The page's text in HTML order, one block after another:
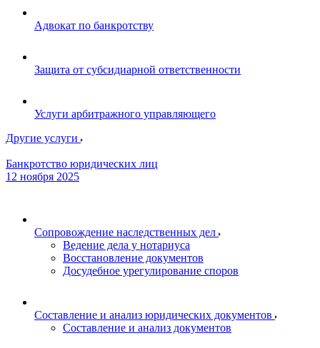
Адвокат по банкротству
Защита от субсидиарной ответственности
Услуги арбитражного управляющего
Другие услуги
Банкротство юридических лиц
12 ноября 2025
Сопровождение наследственных дел
Ведение дела у нотариуса
Восстановление документов
Досудебное урегулирование споров
Составление и анализ юридических документов
Составление и анализ документов